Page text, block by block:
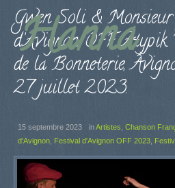
Hanna
Gwen Soli &
d’Avignon OFF,
de la Bonneterie,
27 juillet 2023.
15 septembre 2023 inArtistes, Chanson
d'Avignon, Festival d'Avignon OFF 2023,